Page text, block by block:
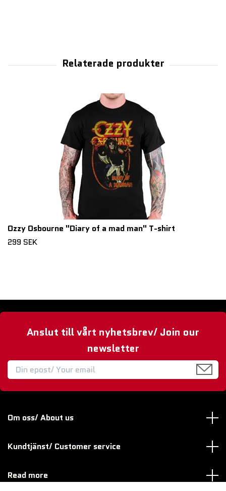
Ozzy Osbourne "Diary of a mad man" T-shirt
299 SEK
Anslut till vårt nyhetsbrev/ Join our
newsletter
Om oss/ About us
Kundtjänst/ Customer service
Read more